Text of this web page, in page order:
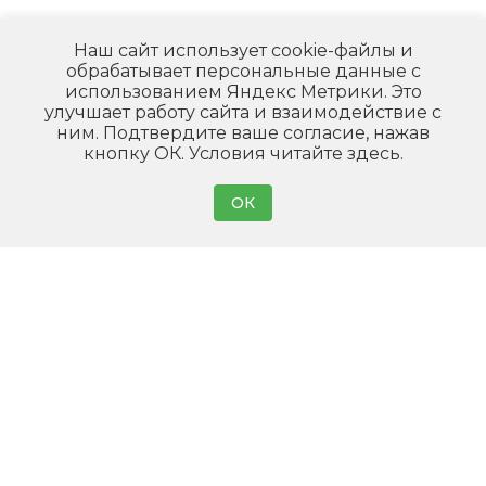
Наш сайт использует cookie-файлы и
обрабатывает персональные данные с
использованием Яндекс Метрики. Это
улучшает работу сайта и взаимодействие с
ним. Подтвердите ваше согласие, нажав
кнопку ОК. Условия читайте здесь.
ОК